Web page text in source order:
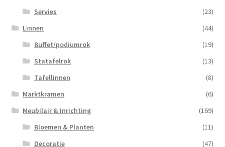
Servies
(23)
Linnen
(44)
Buffet/podiumrok
(19)
Statafelrok
(13)
Tafellinnen
(8)
Marktkramen
(6)
Meubilair & Inrichting
(169)
Bloemen & Planten
(11)
Decoratie
(47)